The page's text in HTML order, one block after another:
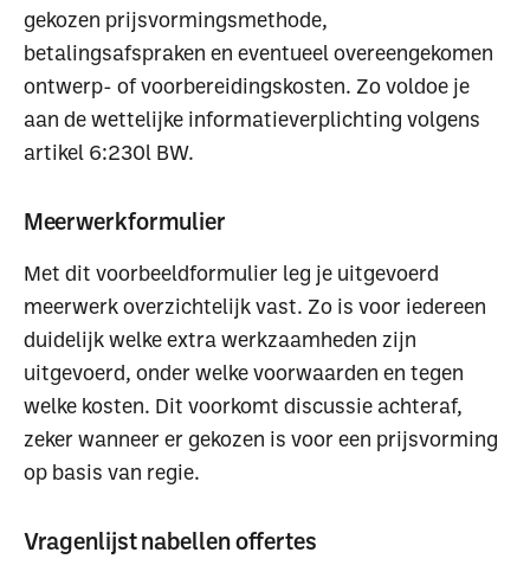
Waar ben je naar op
zoek?
Uitgelichte pagina’s
Alle downloads Alle thema's Vind een
gekozen prijsvormingsmethode,
betalingsafspraken en eventueel overeengekomen
ontwerp- of voorbereidingskosten. Zo voldoe je
aan de wettelijke informatieverplichting volgens
artikel 6:230l BW.
Meerwerkformulier
Met dit voorbeeldformulier leg je uitgevoerd
meerwerk overzichtelijk vast. Zo is voor iedereen
duidelijk welke extra werkzaamheden zijn
uitgevoerd, onder welke voorwaarden en tegen
welke kosten. Dit voorkomt discussie achteraf,
zeker wanneer er gekozen is voor een prijsvorming
op basis van regie.
Vragenlijst nabellen offertes